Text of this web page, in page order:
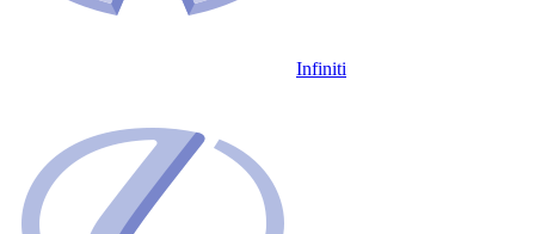
Infiniti